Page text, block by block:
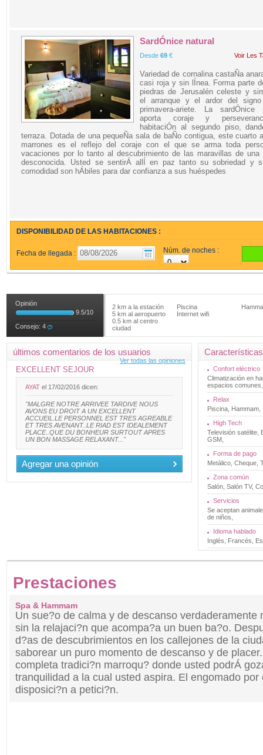
SardÓnice natural
Desde 69 € Voir Les
Variedad de cornalina castaÑa
casi roja y sin lÍnea. Forma parte
piedras de Jerusalén celeste y
el arranque y el ardor del
primavera-ariete. La sardÓnice
aporta coraje y
habitaciÓn al segundo piso,
terraza. Dotada de una pequeÑa sala de baÑo contigua, este cuarto
marrones es el reflejo del coraje con el que se arma toda
vacaciones por lo tanto al descubrimiento de las maravillas de una
desconocida. Usted se sentirÁ allÍ en paz tanto su sobriedad y
comodidad son hÁbiles para dar confianza a sus huéspedes
DISPONIBILIDAD DE LAS HABITACIONES :
Fecha de llegada : Núm. de noches :
Opinión
9.5/10
Consejo: 4
2 km a la estación
5 km al aeropuerto
0.5 km al centro
ciudad
Piscina
Internet wifi
Características
Confort eléctrico
Climatización en
espacios comunes,
Relax
Piscina, Hammam,
High Tech
Televisión satélite,
GSM,
Forma de pago
Metálico, Cheque,
Zona común
Salón, Salón TV,
Servicios
Se aceptan
de niños,
Idioma hablado
Inglés, Francés,
últimos comentarios de los usuarios
Ver todas las opiniones
EXCELLENT SEJOUR
AYAT el 17/02/2016 dicen:
"MALGRE NOTRE ARRIVEE TARDIVE NOUS
AVONS EU DROIT A UN EXCELLENT
ACCUEIL.LE PERSONNEL EST TRES AGREABLE
ET TRES AVENANT..LE RIAD EST IDEALEMENT
PLACE..QUE DU BONHEUR SURTOUT APRES
UN BON MASSAGE RELAXANT..."
Agregar una opinión
Prestaciones
Spa & Hammam
Un sue?o de calma y de descanso verdaderamente
sin la relajaci?n que acompa?a un buen ba?o.
d?as de descubrimientos en los callejones de la
saborear un puro momento de descanso y de
completa tradici?n marroqu? donde usted podrÁ
tranquilidad a la cual usted aspira. El engomado
disposici?n a petici?n.